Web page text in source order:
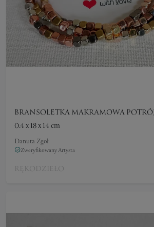
BRANSOLETKA MAKRAMOWA
0.4 x 18 x 14 cm
Danuta Zgoł
Zweryfikowany Artysta
RĘKODZIEŁO